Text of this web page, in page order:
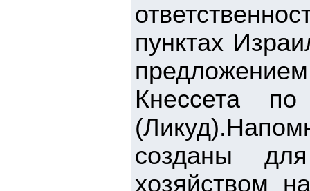
пунктах
Кнессета
созданы
хозяйством